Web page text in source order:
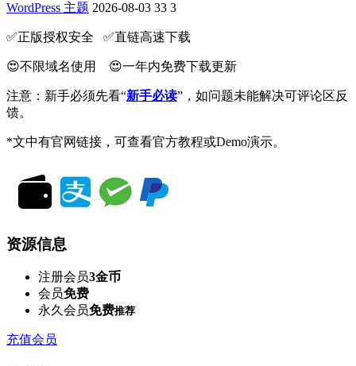
WordPress 主题 2026-08-03 33 3
✅️正版授权安全 ✅️直链高速下载
😍不限域名使用 😍一年内免费下载更新
注意：新手必须先看“新手必读”，如问题未能解决可评论区反
馈。
*文中有官网链接，可查看官方教程或Demo演示。
资源信息
注册会员3金币
会员免费
永久会员免费推荐
充值会员